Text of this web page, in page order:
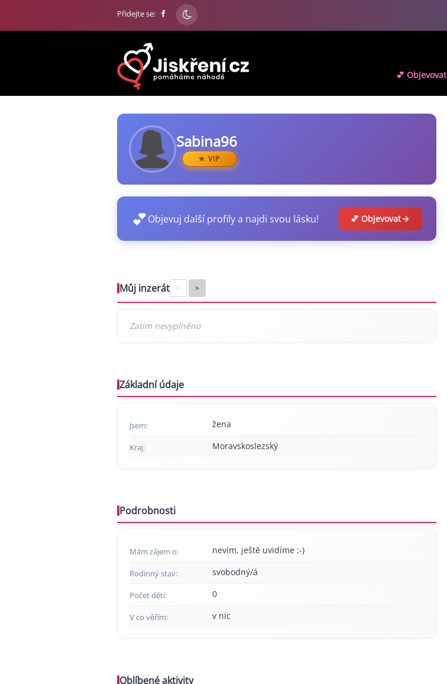
Přidejte se:
💕 Objevovat
Sabina96
VIP
💕Objevuj další profily a najdi svou lásku! 💕 Objevovat
Můj inzerát < >
Základní údaje
Jsem: žena
Kraj: Moravskoslezský
Podrobnosti
Mám zájem o: nevím, ještě uvidíme ;-)
Rodinný stav: svobodný/á
Počet dětí: 0
V co věřím: v nic
Oblíbené aktivity